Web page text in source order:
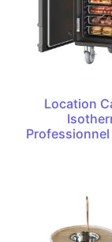
Location